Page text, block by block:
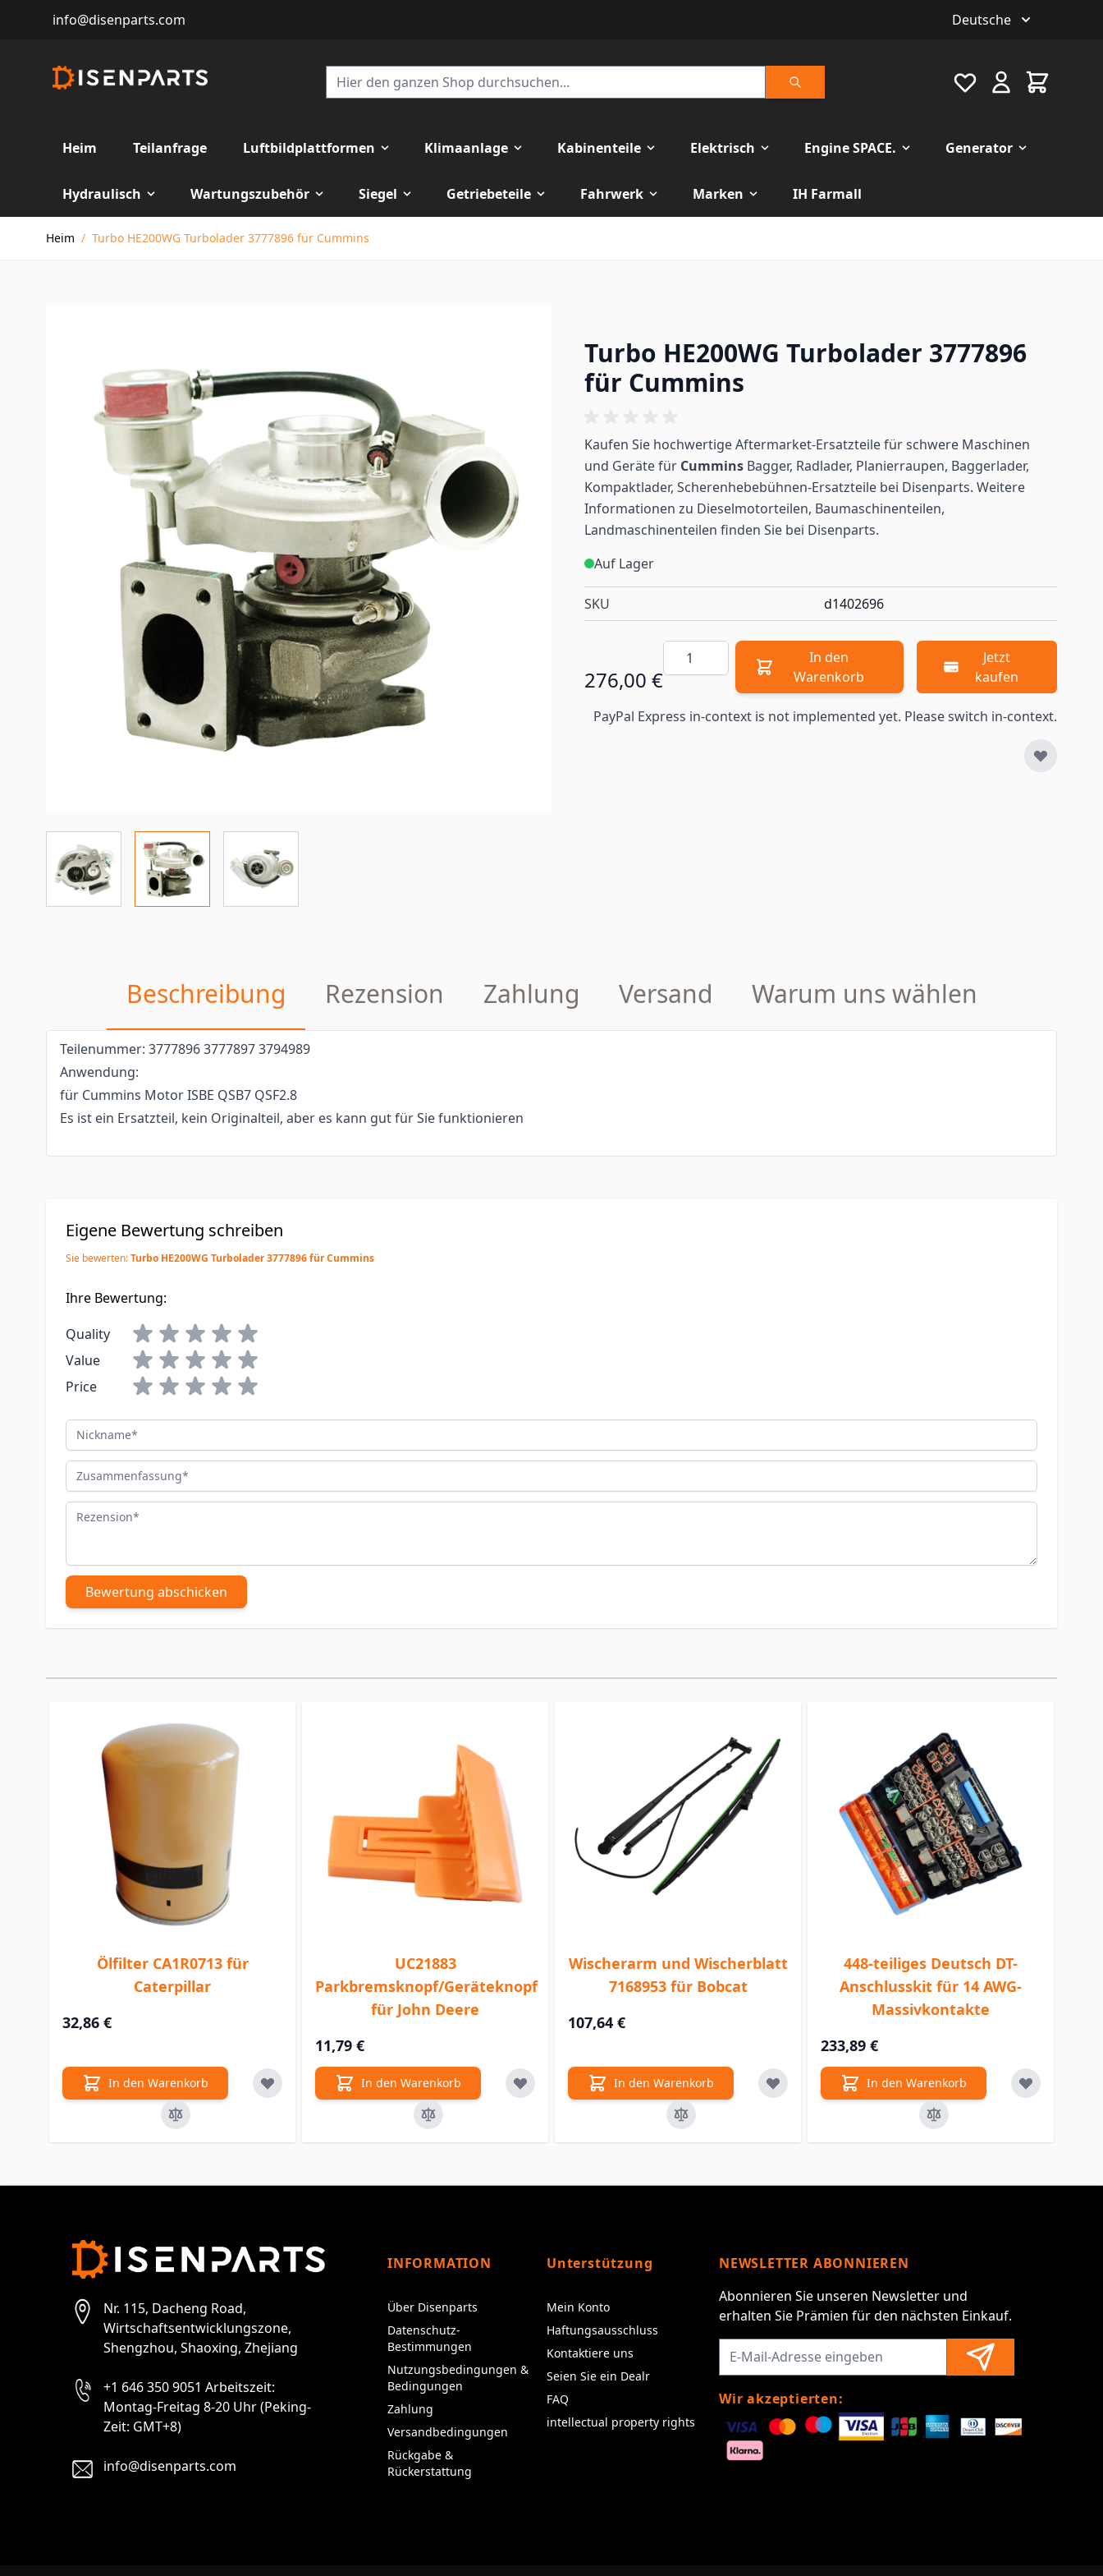
info@disenparts.com Deutsche
Suche
Favourite Warenkorb
Heim Teilanfrage Luftbildplattformen Klimaanlage Kabinenteile Elektrisch Engine SPACE. Generator
Hydraulisch Wartungszubehör Siegel Getriebeteile Fahrwerk Marken
IH Farmall
Heim / Turbo HE200WG Turbolader 3777896 für Cummins
Turbo HE200WG Turbolader 3777896
für Cummins
Kaufen Sie hochwertige Aftermarket-Ersatzteile für schwere Maschinen
und Geräte für Cummins Bagger, Radlader, Planierraupen, Baggerlader,
Kompaktlader, Scherenhebebühnen-Ersatzteile bei Disenparts. Weitere
Informationen zu Dieselmotorteilen, Baumaschinenteilen,
Landmaschinenteilen finden Sie bei Disenparts.
Auf Lager
SKU d1402696
276,00 €
Menge
In den
Warenkorb
Jetzt
kaufen
PayPal Express in-context is not implemented yet. Please switch in-context.
Beschreibung Rezension Zahlung Versand Warum uns wählen
Teilenummer: 3777896 3777897 3794989
Anwendung:
für Cummins Motor ISBE QSB7 QSF2.8
Es ist ein Ersatzteil, kein Originalteil, aber es kann gut für Sie funktionieren
Eigene Bewertung schreiben
Sie bewerten:Turbo HE200WG Turbolader 3777896 für Cummins
Ihre Bewertung:
Quality
Value
Price
Nickname
Zusammenfassung
Rezension
Bewertung abschicken
Ölfilter CA1R0713 für
Caterpillar
32,86 €
In den Warenkorb
UC21883
Parkbremsknopf/Geräteknopf
für John Deere
11,79 €
In den Warenkorb
Wischerarm und Wischerblatt
7168953 für Bobcat
107,64 €
In den Warenkorb
448-teiliges Deutsch DT-
Anschlusskit für 14 AWG-
Massivkontakte
233,89 €
In den Warenkorb
Nr. 115, Dacheng Road,
Wirtschaftsentwicklungszone,
Shengzhou, Shaoxing, Zhejiang
+1 646 350 9051 Arbeitszeit:
Montag-Freitag 8-20 Uhr (Peking-
Zeit: GMT+8)
info@disenparts.com
INFORMATION
Über Disenparts
Datenschutz-
Bestimmungen
Nutzungsbedingungen &
Bedingungen
Zahlung
Versandbedingungen
Rückgabe &
Rückerstattung
Unterstützung
Mein Konto
Haftungsausschluss
Kontaktiere uns
Seien Sie ein Dealr
FAQ
intellectual property rights
NEWSLETTER ABONNIEREN
Abonnieren Sie unseren Newsletter und
erhalten Sie Prämien für den nächsten Einkauf.
Wir akzeptierten: